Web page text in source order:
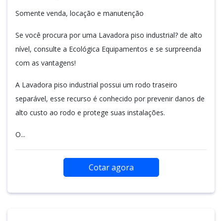
Somente venda, locação e manutenção
Se você procura por uma Lavadora piso industrial? de alto
nível, consulte a Ecológica Equipamentos e se surpreenda
com as vantagens!
A Lavadora piso industrial possui um rodo traseiro
separável, esse recurso é conhecido por prevenir danos de
alto custo ao rodo e protege suas instalações.
O...
Cotar agora